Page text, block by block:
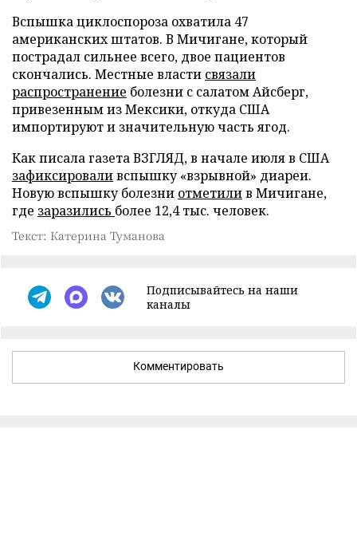
Вспышка циклоспороза охватила 47
американских штатов. В Мичигане, который
пострадал сильнее всего, двое пациентов
скончались. Местные власти связали
распространение болезни с салатом Айсберг,
привезенным из Мексики, откуда США
импортируют и значительную часть ягод.
Как писала газета ВЗГЛЯД, в начале июля в США
зафиксироваливспышку «взрывной» диареи.
Новую вспышку болезни отметилив Мичигане,
где заразились более 12,4 тыс. человек.
Текст: Катерина Туманова
Подписывайтесь на наши
каналы
Комментировать